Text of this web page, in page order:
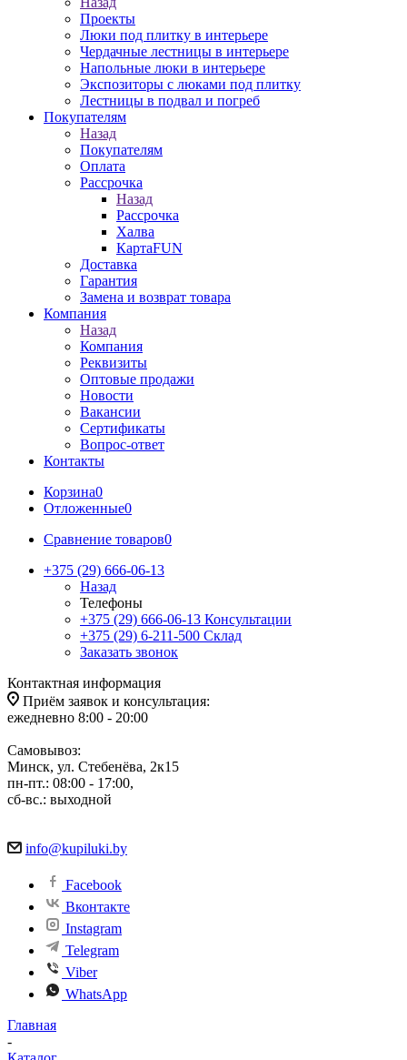
Проекты
Люки под плитку в интерьере
Чердачные лестницы в интерьере
Напольные люки в интерьере
Экспозиторы с люками под плитку
Лестницы в подвал и погреб
Покупателям
Назад
Покупателям
Оплата
Рассрочка
Назад
Рассрочка
Халва
КартаFUN
Доставка
Гарантия
Замена и возврат товара
Компания
Назад
Компания
Реквизиты
Оптовые продажи
Новости
Вакансии
Сертификаты
Вопрос-ответ
Контакты
Корзина0
Отложенные0
Сравнение товаров0
+375 (29) 666-06-13
Назад
Телефоны
+375 (29) 666-06-13 Консультации
+375 (29) 6-211-500 Склад
Заказать звонок
Контактная информация
Приём заявок и консультация:
ежедневно 8:00 - 20:00
Самовывоз:
Минск, ул. Стебенёва, 2к15
пн-пт.: 08:00 - 17:00,
сб-вс.: выходной
info@kupiluki.by
Facebook
Вконтакте
Instagram
Telegram
Viber
WhatsApp
Главная
-